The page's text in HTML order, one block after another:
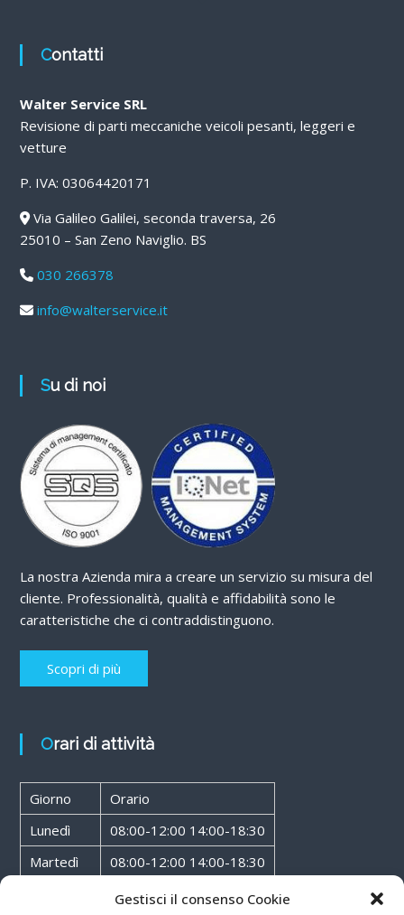
Gestisci il consenso Cookie
Contatti
Walter Service SRL
Revisione di parti meccaniche veicoli pesanti, leggeri e
vetture
P. IVA: 03064420171
Via Galileo Galilei, seconda traversa, 26
25010 – San Zeno Naviglio. BS
030 266378
info@walterservice.it
Su di noi
La nostra Azienda mira a creare un servizio su misura del
cliente. Professionalità, qualità e affidabilità sono le
caratteristiche che ci contraddistinguono.
Scopri di più
Orari di attività
Giorno
Orario
Lunedì
08:00-12:00 14:00-18:30
Martedì
08:00-12:00 14:00-18:30
08:00-12:00 14:00-18:30